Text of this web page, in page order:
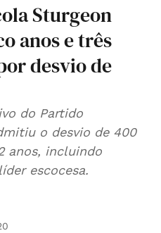
Sturgeon
anos e três
desvio de
do Partido
o desvio de 400
anos, incluindo
escocesa.